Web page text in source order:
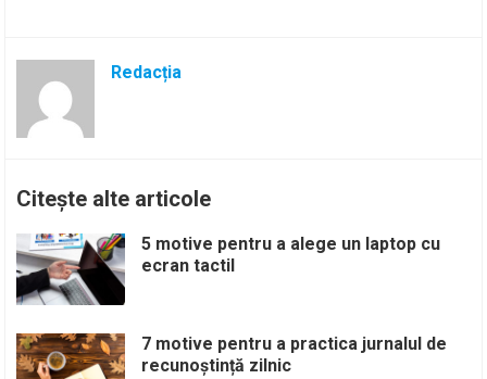
Redacția
Citește alte articole
5 motive pentru a alege un laptop cu
ecran tactil
7 motive pentru a practica jurnalul de
recunoștință zilnic